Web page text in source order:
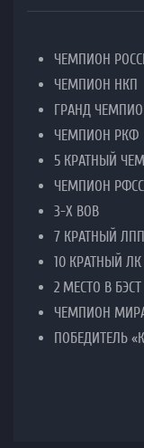
ЧЕМПИОН
ЧЕМПИОН НКП
ГРАНД
ЧЕМПИОН РКФ
5 КРАТНЫЙ
ЧЕМПИОН РФСС
3-Х ВОВ
7 КРАТНЫЙ
10 КРАТНЫЙ
2 МЕСТО В БЭСТ
ЧЕМПИОН
ПОБЕДИТЕЛЬ